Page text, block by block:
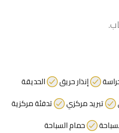
إنذار حريق
الحديقة
تبريد مركزي
تدفئة مركزية
حمام السباحة